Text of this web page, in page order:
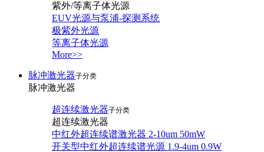
紫外/等离子体光源
EUV光源与泵浦-探测系统
极紫外光源
等离子体光源
More>>
脉冲激光器子分类
脉冲激光器
超连续激光器子分类
超连续激光器
中红外超连续谱激光器 2-10um 50mW
开关型中红外超连续谱光源 1.9-4um 0.9W